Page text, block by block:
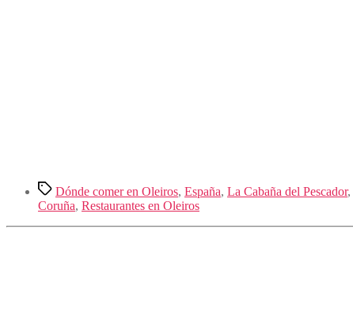
Etiquetas
Dónde comer en Oleiros, España, La Cabaña del Pescador,
Coruña, Restaurantes en Oleiros